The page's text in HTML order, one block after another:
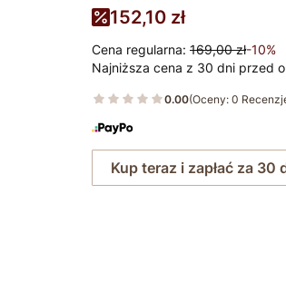
152,10 zł
Cena regularna: 169,00 zł-10%
Najniższa cena z 30 dni przed
0.00(Oceny: 0
Kup teraz i zapłać za 30